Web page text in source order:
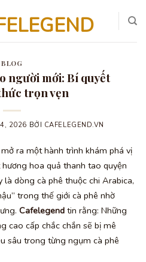
BLOG
người mới: Bí quyết
trọn vẹn
2026 BỞI CAFELEGEND.VN
mở ra một hành trình khám phá vị
hoa quả thanh tao quyện
dòng cà phê thuộc chi Arabica,
trong thế giới cà phê nhờ
Cafelegend tin rằng: Những
cao cấp chắc chắn sẽ bị mê
sâu trong từng ngụm cà phê